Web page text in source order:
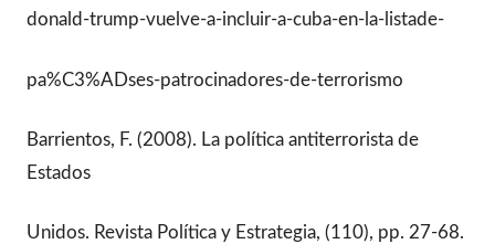
donald-trump-vuelve-a-incluir-a-cuba-en-la-listade-
pa%C3%ADses-patrocinadores-de-terrorismo
Barrientos, F. (2008). La política antiterrorista de
Estados
Unidos. Revista Política y Estrategia, (110), pp. 27-68.